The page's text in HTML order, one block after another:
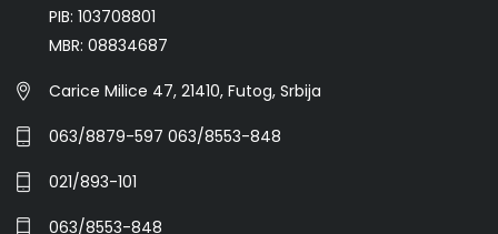
PIB: 103708801
MBR: 08834687
Carice Milice 47, 21410, Futog, Srbija
063/8879-597 063/8553-848
021/893-101
063/8553-848